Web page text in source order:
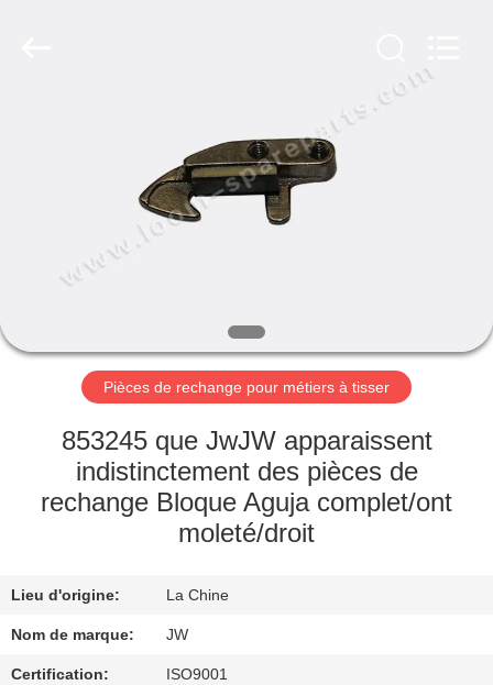
PRODUITS
PROPOS
DE
NOUS
VISITE
D'USINE
LA
QUALITÉ
Pièces de rechange pour métiers à tisser
853245 que JwJW apparaissent
indistinctement des pièces de
rechange Bloque Aguja complet/ont
moleté/droit
Lieu d'origine: La Chine
Nom de marque: JW
Certification: ISO9001